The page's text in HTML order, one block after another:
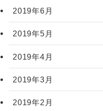
2019年6月
2019年5月
2019年4月
2019年3月
2019年2月